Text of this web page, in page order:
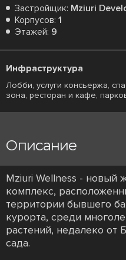
Застройщик: Mziuri
Корпусов: 1
Этажей: 9
Инфраструктура
Лобби, услуги консьержа,
зона, ресторан и кафе,
Описание
Mziuri Wellness - новый
комплекс,
территории бывшего
курорта, среди
растений, недалеко от
сада.